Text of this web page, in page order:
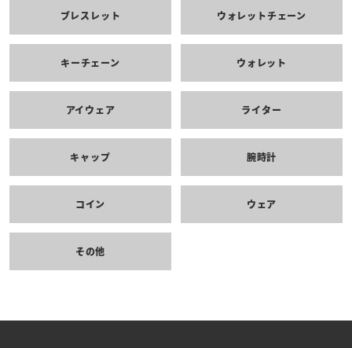
ブレスレット ウォレットチェーン
キーチェーン ウォレット
アイウェア ライター
キャップ 腕時計
コイン ウェア
その他